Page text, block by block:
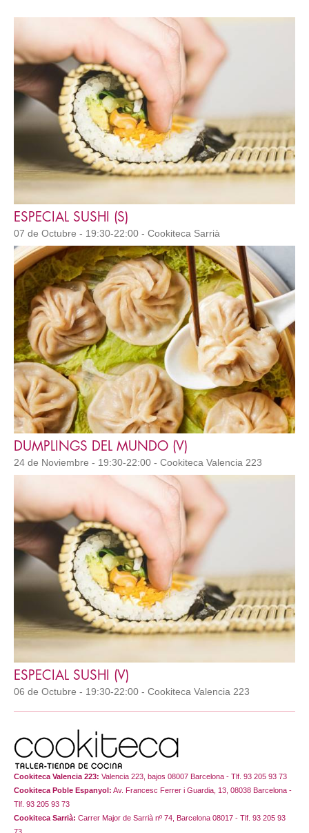
ESPECIAL SUSHI (S)
07 de Octubre - 19:30-22:00 - Cookiteca Sarrià
DUMPLINGS DEL MUNDO (V)
24 de Noviembre - 19:30-22:00 - Cookiteca Valencia 223
ESPECIAL SUSHI (V)
06 de Octubre - 19:30-22:00 - Cookiteca Valencia 223
Cookiteca Valencia 223: Valencia 223, bajos 08007 Barcelona - Tlf. 93 205 93 73
Cookiteca Poble Espanyol: Av. Francesc Ferrer i Guardia, 13, 08038 Barcelona -
Tlf. 93 205 93 73
Cookiteca Sarrià: Carrer Major de Sarrià nº 74, Barcelona 08017 - Tlf. 93 205 93